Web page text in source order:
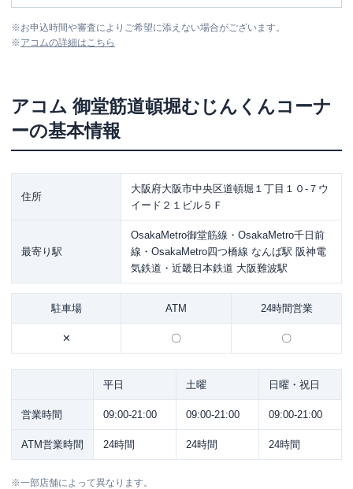
※お申込時間や審査によりご希望に添えない場合がございます。
※アコムの詳細はこちら
アコム 御堂筋道頓堀むじんくんコーナ
ーの基本情報
住所
大阪府大阪市中央区道頓堀１丁目１０-７ウ
イード２１ビル５Ｆ
最寄り駅
OsakaMetro御堂筋線・OsakaMetro千日前
線・OsakaMetro四つ橋線 なんば駅 阪神電
気鉄道・近畿日本鉄道 大阪難波駅
駐車場 ATM 24時間営業
✕ 〇 〇
平日 土曜 日曜・祝日
営業時間 09:00-21:00 09:00-21:00 09:00-21:00
ATM営業時間 24時間 24時間 24時間
※一部店舗によって異なります。